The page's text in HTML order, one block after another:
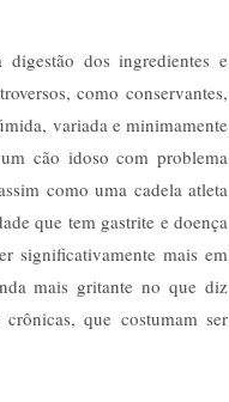
dos ingredientes e
como conservantes,
variada e minimamente
cão idoso com problema
como uma cadela atleta
que tem gastrite e doença
significativamente mais em
mais gritante no que diz
que costumam ser